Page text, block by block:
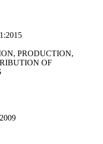
PRODUCTION,
OF